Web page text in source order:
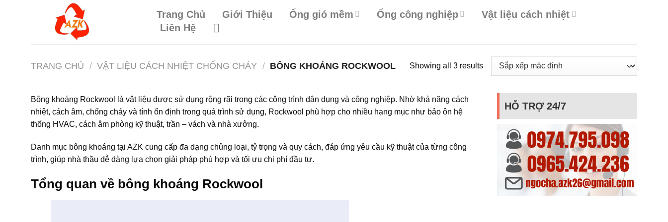
Trang Chủ Giới Thiệu Ống gió mềm Ống công nghiệp
Vật liệu cách nhiệt
Liên Hệ
TRANG CHỦ / VẬT LIỆU CÁCH NHIỆT CHỐNG CHÁY / BÔNG KHOÁNG ROCKWOOL Showing all 3 results
Bông khoáng Rockwool là vật liệu được sử dụng rộng rãi trong các công trình dân dụng và công nghiệp. Nhờ khả năng cách
nhiệt, cách âm, chống cháy và tính ổn định trong quá trình sử dụng, Rockwool phù hợp cho nhiều hạng mục như bảo ôn hệ
thống HVAC, cách âm phòng kỹ thuật, trần – vách và nhà xưởng.
Danh mục bông khoáng tại AZK cung cấp đa dạng chủng loại, tỷ trọng và quy cách, đáp ứng yêu cầu kỹ thuật của từng công
trình, giúp nhà thầu dễ dàng lựa chọn giải pháp phù hợp và tối ưu chi phí đầu tư.
Tổng quan về bông khoáng Rockwool
HỖ TRỢ 24/7